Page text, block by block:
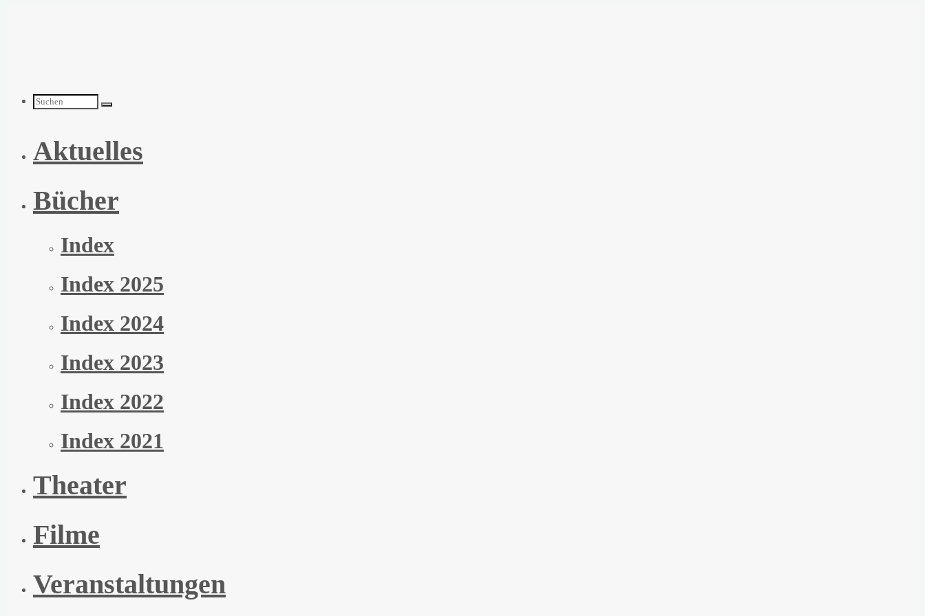
Suchen
nach:
Aktuelles
Bücher
Index
Index 2025
Index 2024
Index 2023
Index 2022
Index 2021
Theater
Filme
Veranstaltungen